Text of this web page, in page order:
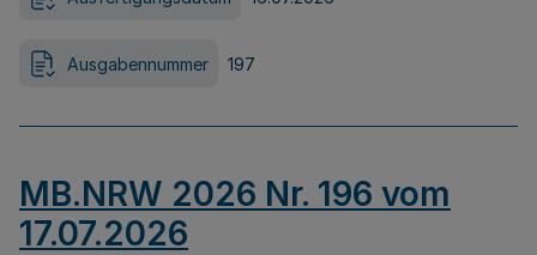
Ausgabennummer 197
MB.NRW 2026 Nr. 196 vom
17.07.2026